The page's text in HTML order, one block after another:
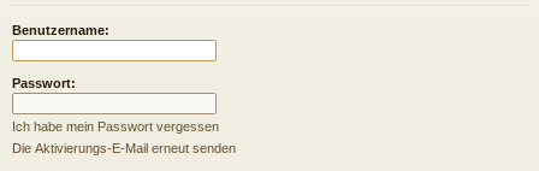
riff
Benutzername:
Passwort:
Ich habe mein Passwort vergessen
Die Aktivierungs-E-Mail erneut senden